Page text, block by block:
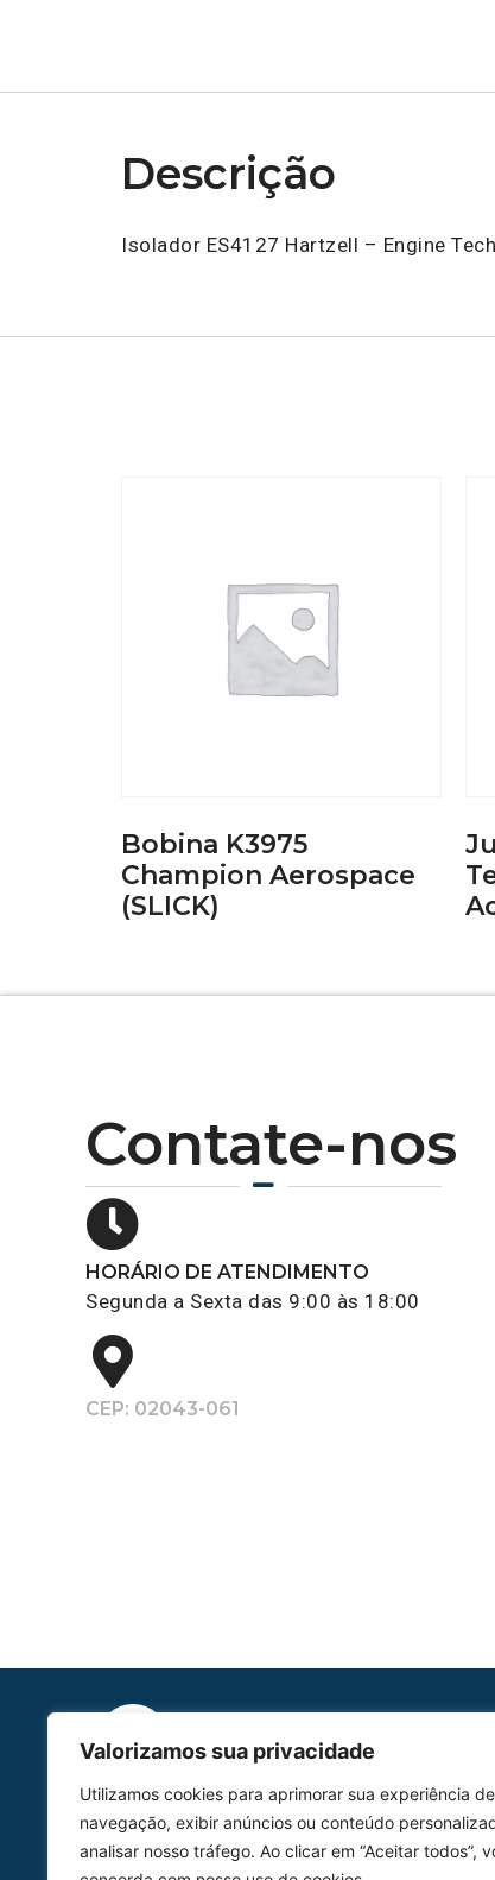
Valorizamos sua privacidade
Utilizamos cookies para aprimorar sua experiência de
navegação, exibir anúncios ou conteúdo
analisar nosso tráfego. Ao clicar em “Aceitar todos”,
Descrição
Isolador ES4127 Hartzell – Engine
Bobina K3975
Champion Aerospace
(SLICK)
Contate-nos
HORÁRIO DE ATENDIMENTO
Segunda a Sexta das 9:00 às 18:00
CEP: 02043-061
HOMOLGAÇÃO
COM 2109-02/ANAC